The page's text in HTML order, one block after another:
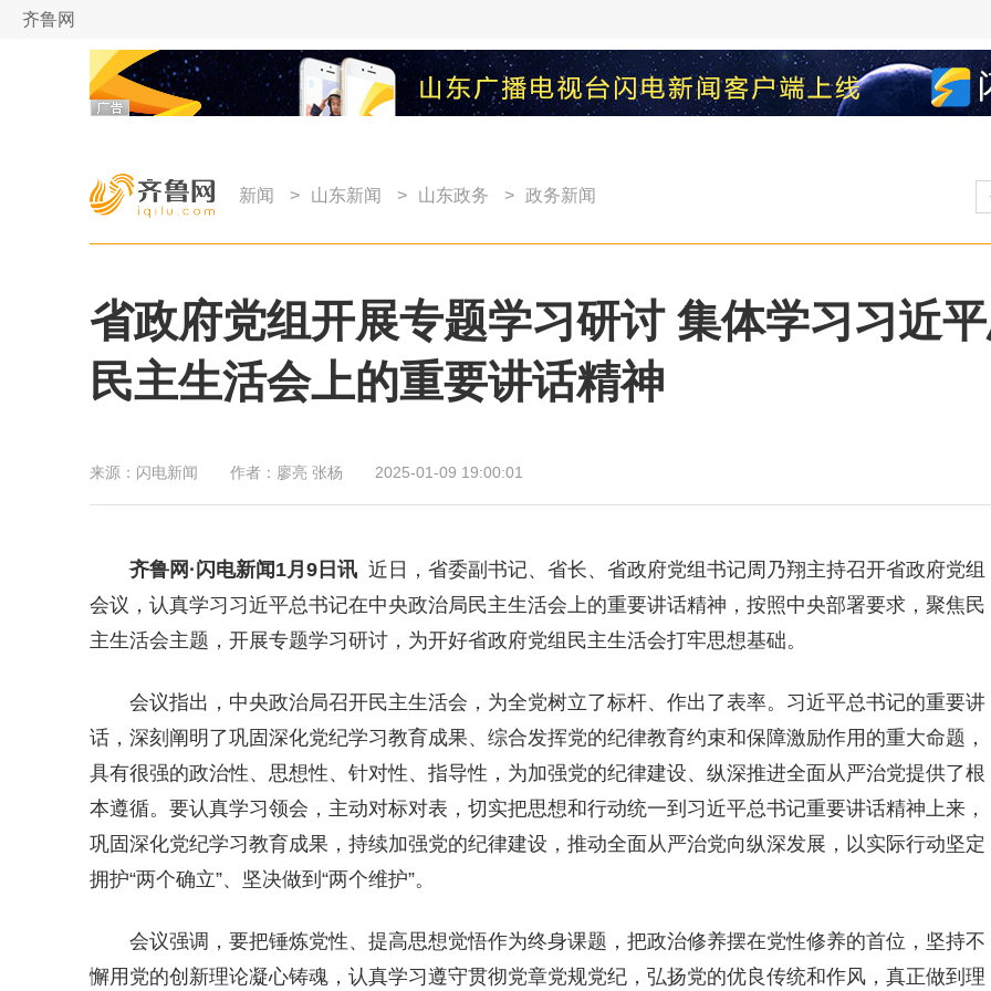
齐鲁网
新闻 > 山东新闻 > 山东政务 > 政务新闻
省政府党组开展专题学习研讨 集体学习习近
民主生活会上的重要讲话精神
来源： 闪电新闻 作者： 廖亮 张杨 2025-01-09 19:00:01
齐鲁网 ·闪电新闻1月9日讯近日，省委副书记、省长、省政府党组书记周乃翔主持召开省政府党组
会议，认真学习习近平总书记在中央政治局民主生活会上的重要讲话精神，按照中央部署要求，聚焦民
主生活会主题，开展专题学习研讨，为开好省政府党组民主生活会打牢思想基础。
会议指出，中央政治局召开民主生活会，为全党树立了标杆、作出了表率。习近平总书记的重要讲
话，深刻阐明了巩固深化党纪学习教育成果、综合发挥党的纪律教育约束和保障激励作用的重大命题，
具有很强的政治性、思想性、针对性、指导性，为加强党的纪律建设、纵深推进全面从严治党提供了根
本遵循。要认真学习领会，主动对标对表，切实把思想和行动统一到习近平总书记重要讲话精神上来，
巩固深化党纪学习教育成果，持续加强党的纪律建设，推动全面从严治党向纵深发展，以实际行动坚定
拥护“两个确立”、坚决做到“两个维护”。
会议强调，要把锤炼党性、提高思想觉悟作为终身课题，把政治修养摆在党性修养的首位，坚持不
懈用党的创新理论凝心铸魂，认真学习遵守贯彻党章党规党纪，弘扬党的优良传统和作风，真正做到理